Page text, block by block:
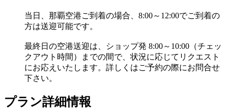
当日、那覇空港ご到着の場合、8:00～12:00でご到着の
方は送迎可能です。
最終日の空港送迎は、ショップ発 8:00～10:00（チェッ
クアウト時間）までの間で、状況に応じてリクエスト
にお応えいたします。詳しくはご予約の際にお問合せ
下さい。
プラン詳細情報